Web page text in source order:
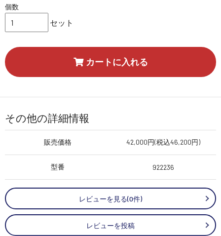
個数
セット
カートに入れる
その他の詳細情報
販売価格 42,000円(税込46,200円)
型番 922236
レビューを見る(0件)
レビューを投稿